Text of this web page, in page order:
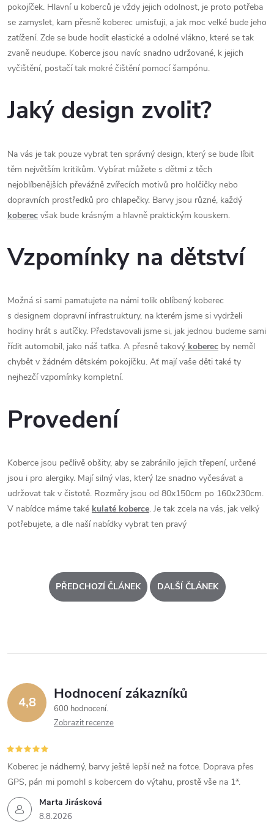
pokojíček. Hlavní u koberců je vždy jejich odolnost, je proto potřeba
se zamyslet, kam přesně koberec umisťuji, a jak moc velké bude jeho
zatížení. Zde se bude hodit elastické a odolné vlákno, které se tak
zvaně neudupe. Koberce jsou navíc snadno udržované, k jejich
vyčištění, postačí tak mokré čištění pomocí šampónu.
Jaký design zvolit?
Na vás je tak pouze vybrat ten správný design, který se bude líbit
těm největším kritikům. Vybírat můžete s dětmi z těch
nejoblíbenějších převážně zvířecích motivů pro holčičky nebo
dopravních prostředků pro chlapečky. Barvy jsou různé, každý
koberec však bude krásným a hlavně praktickým kouskem.
Vzpomínky na dětství
Možná si sami pamatujete na námi tolik oblíbený koberec
s designem dopravní infrastruktury, na kterém jsme si vydrželi
hodiny hrát s autíčky. Představovali jsme si, jak jednou budeme sami
řídit automobil, jako náš taťka. A přesně takový koberec by neměl
chybět v žádném dětském pokojíčku. Ať mají vaše děti také ty
nejhezčí vzpomínky kompletní.
Provedení
Koberce jsou pečlivě obšity, aby se zabránilo jejich třepení, určené
jsou i pro alergiky. Mají silný vlas, který lze snadno vyčesávat a
udržovat tak v čistotě. Rozměry jsou od 80x150cm po 160x230cm.
V nabídce máme také kulaté koberce. Je tak zcela na vás, jak velký
potřebujete, a dle naší nabídky vybrat ten pravý
PŘEDCHOZÍ ČLÁNEK DALŠÍ ČLÁNEK
4,8 Hodnocení zákazníků
600 hodnocení
Zobrazit recenze
Marta Jirásková
8.8.2026
Koberec je nádherný, barvy ještě lepší než na fotce. Doprava přes
GPS, pán mi pomohl s kobercem do výtahu, prostě vše na 1*.